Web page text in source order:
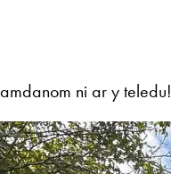
ni ar y teledu!